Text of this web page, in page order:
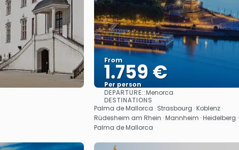
From
1.759 €
Per person
See
DEPARTURE::Menorca
DESTINATIONS
Palma de Mallorca · Strasbourg · Koblenz ·
Rüdesheim am Rhein · Mannheim · Heidelberg ·
Palma de Mallorca